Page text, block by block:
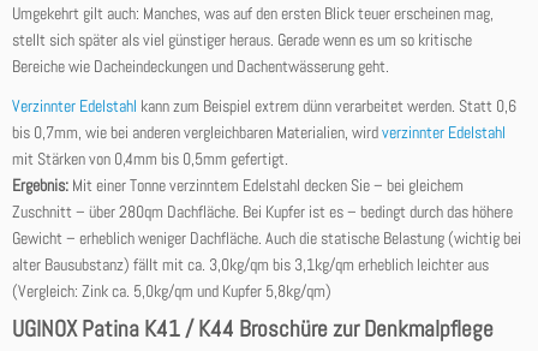
Umgekehrt gilt auch: Manches, was auf den ersten Blick teuer erscheinen mag,
stellt sich später als viel günstiger heraus. Gerade wenn es um so kritische
Bereiche wie Dacheindeckungen und Dachentwässerung geht.
Verzinnter Edelstahl kann zum Beispiel extrem dünn verarbeitet werden. Statt 0,6
bis 0,7mm, wie bei anderen vergleichbaren Materialien, wirdverzinnter Edelstahl
mit Stärken von 0,4mm bis 0,5mm gefertigt.
Ergebnis: Mit einer Tonne verzinntem Edelstahl decken Sie – bei gleichem
Zuschnitt – über 280qm Dachfläche. Bei Kupfer ist es – bedingt durch das höhere
Gewicht – erheblich weniger Dachfläche. Auch die statische Belastung (wichtig bei
alter Bausubstanz) fällt mit ca. 3,0kg/qm bis 3,1kg/qm erheblich leichter aus
(Vergleich: Zink ca. 5,0kg/qm und Kupfer 5,8kg/qm)
UGINOX Patina K41 / K44 Broschüre zur Denkmalpflege